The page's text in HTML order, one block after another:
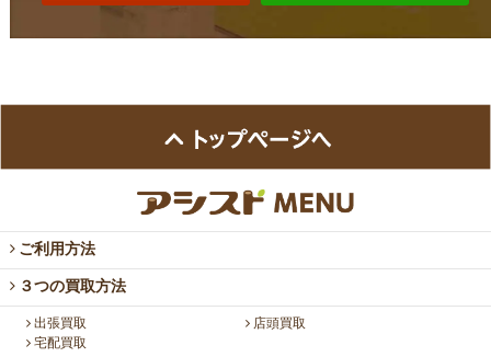
ご利用方法
３つの買取方法
出張買取
店頭買取
宅配買取